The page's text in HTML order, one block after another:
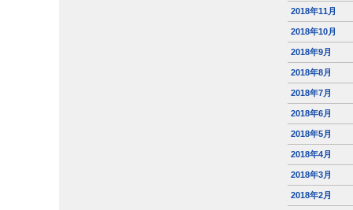
2018年11月
2018年10月
2018年9月
2018年8月
2018年7月
2018年6月
2018年5月
2018年4月
2018年3月
2018年2月